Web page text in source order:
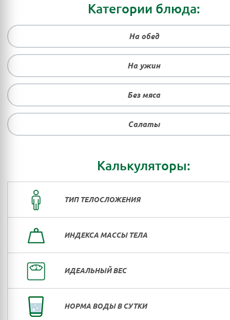
Категории блюда:
На обед
На ужин
Без мяса
Салаты
Калькуляторы:
ТИП ТЕЛОСЛОЖЕНИЯ
ИНДЕКСА МАССЫ ТЕЛА
ИДЕАЛЬНЫЙ ВЕС
НОРМА ВОДЫ В СУТКИ